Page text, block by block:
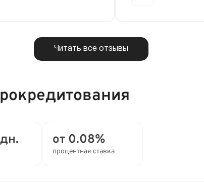
Читать все отзывы
от 0.08%
процентная ставка